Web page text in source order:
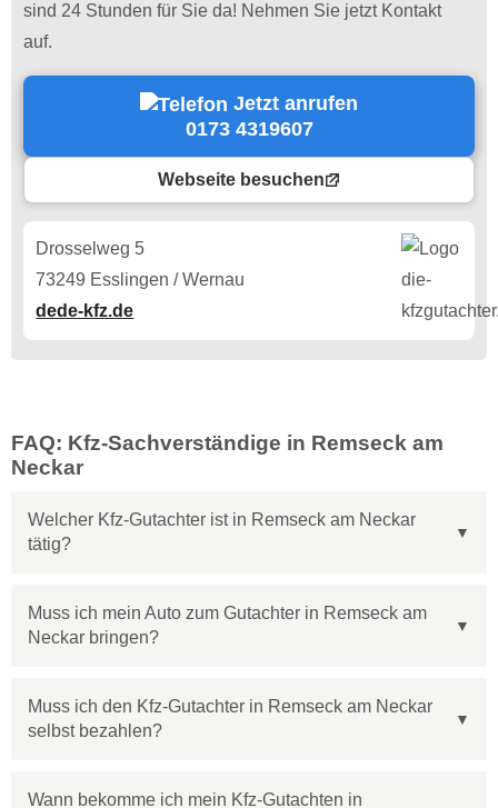
sind 24 Stunden für Sie da! Nehmen Sie jetzt Kontakt
auf.
Jetzt anrufen
0173 4319607
Webseite besuchen
Drosselweg 5
73249 Esslingen / Wernau
dede-kfz.de
FAQ: Kfz-Sachverständige in Remseck am
Neckar
Welcher Kfz-Gutachter ist in Remseck am Neckar
tätig?
Muss ich mein Auto zum Gutachter in Remseck am
Neckar bringen?
Muss ich den Kfz-Gutachter in Remseck am Neckar
selbst bezahlen?
Wann bekomme ich mein Kfz-Gutachten in